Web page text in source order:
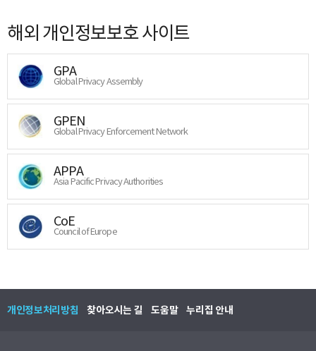
해외 개인정보보호 사이트
GPA
Global Privacy Assembly
GPEN
Global Privacy Enforcement Network
APPA
Asia Pacific Privacy Authorities
CoE
Council of Europe
개인정보처리방침 찾아오시는 길 도움말 누리집 안내